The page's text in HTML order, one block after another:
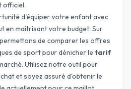
officiel.
d'équiper votre enfant avec
en maîtrisant votre budget. Sur
de comparer les offres
de sport pour dénicher le tarif
Utilisez notre outil pour
et soyez assuré d'obtenir le